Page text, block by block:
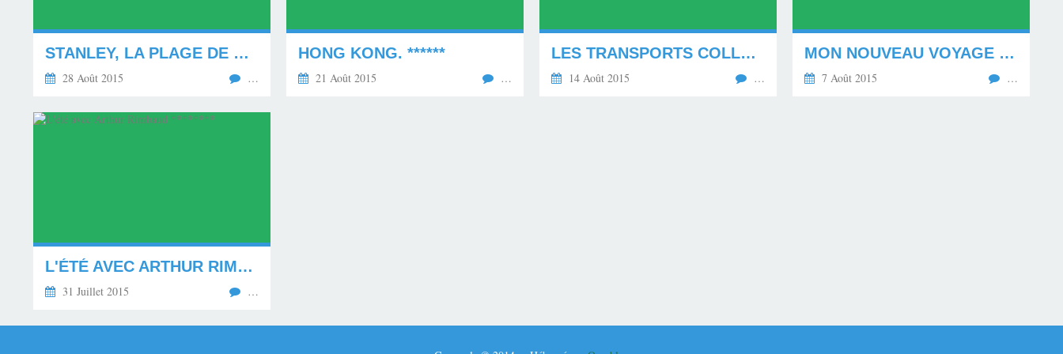
STANLEY, LA PLAGE DE HONG KONG. ***********
28 Août 2015 …
HONG KONG. ******
21 Août 2015 …
LES TRANSPORTS COLLECTIFS AU KATANGA. ******
14 Août 2015 …
MON NOUVEAU VOYAGE EN CHINE *******
7 Août 2015 …
L'ÉTÉ AVEC ARTHUR RIMBAUD ********
31 Juillet 2015 …